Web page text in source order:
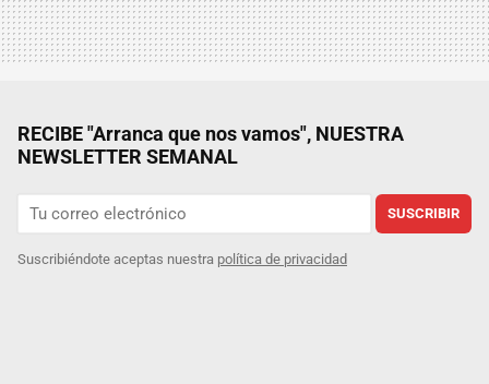
RECIBE "Arranca que nos vamos", NUESTRA
NEWSLETTER SEMANAL
SUSCRIBIR
Suscribiéndote aceptas nuestra política de privacidad